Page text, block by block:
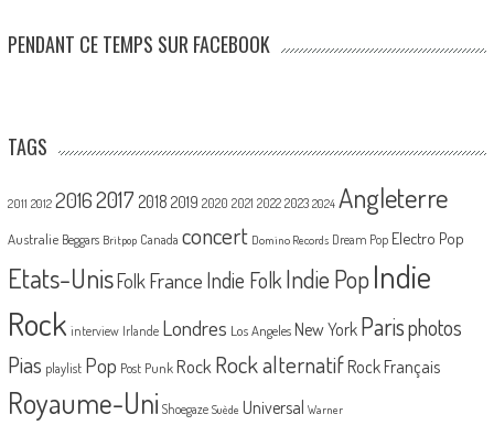
PENDANT CE TEMPS SUR FACEBOOK
TAGS
2011 2012 20162017 2018 2019 2020 2021 2022 2023 2024 Angleterre
Australie Beggars Britpop Canada concert Domino Records Dream Pop Electro Pop
Etats-UnisFolk France Indie FolkIndie PopIndie
Rock interview Irlande Londres Los Angeles New York Parisphotos
Pias playlist Pop Post Punk Rock Rock alternatif Rock Français
Royaume-Uni Shoegaze Suède Universal Warner